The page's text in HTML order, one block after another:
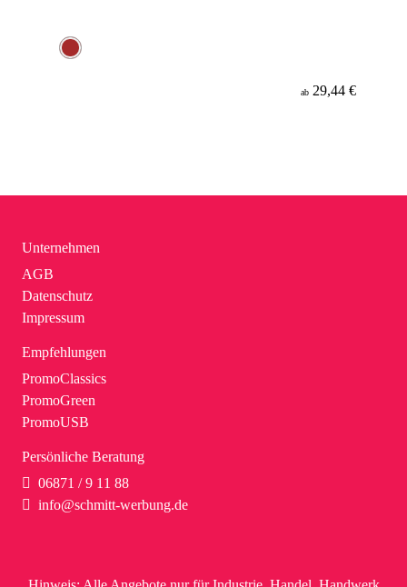
ab 29,44 €
Unternehmen
AGB
Datenschutz
Impressum
Empfehlungen
PromoClassics
PromoGreen
PromoUSB
Persönliche Beratung
06871 / 9 11 88
info@schmitt-werbung.de